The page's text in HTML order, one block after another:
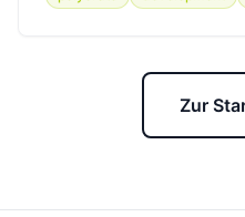
Zur